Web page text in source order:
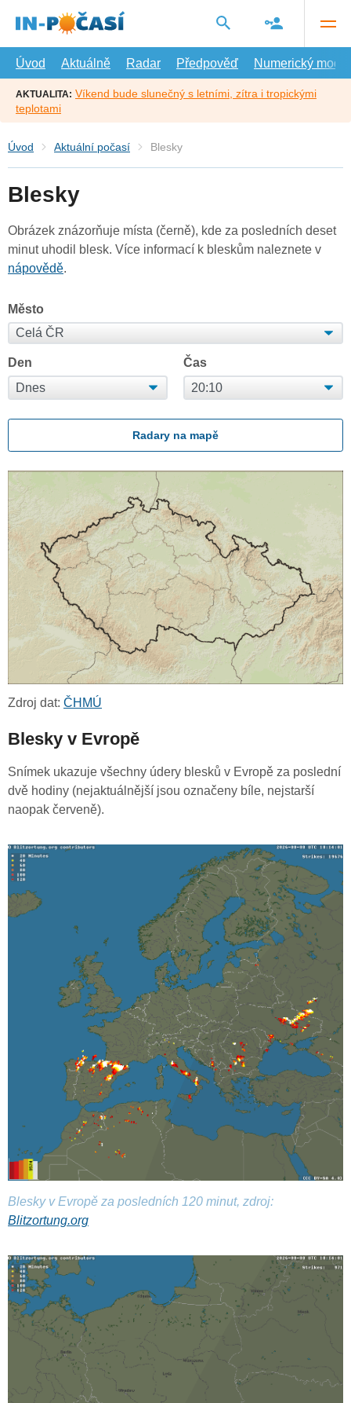
hlavní
Úvod
Aktuálně Radar Předpověď Numerický model
AKTUALITA: Víkend bude slunečný s letními, zítra i tropickými
teplotami
Úvod Aktuální počasí Blesky
Blesky
Obrázek znázorňuje místa (černě), kde za posledních deset
minut uhodil blesk. Více informací k bleskům naleznete v
nápovědě.
Město
Den Čas
Radary na mapě
Zdroj dat: ČHMÚ
Blesky v Evropě
Snímek ukazuje všechny údery blesků v Evropě za poslední
dvě hodiny (nejaktuálnější jsou označeny bíle, nejstarší
naopak červeně).
Blesky v Evropě za posledních 120 minut, zdroj:
Blitzortung.org